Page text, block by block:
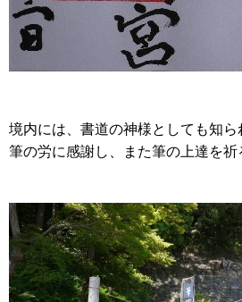
境内には、書道の神様としても知ら
筆の労に感謝し、また筆の上達を祈